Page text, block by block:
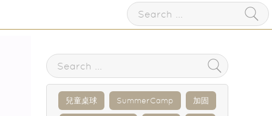
兒童桌球 SummerCamp 加固